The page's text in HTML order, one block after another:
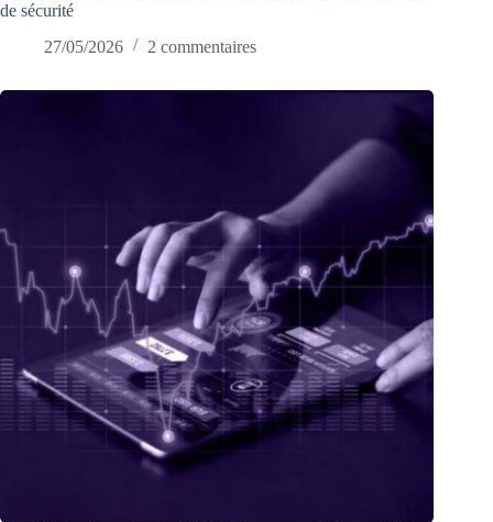
de sécurité
27/05/2026
2 commentaires